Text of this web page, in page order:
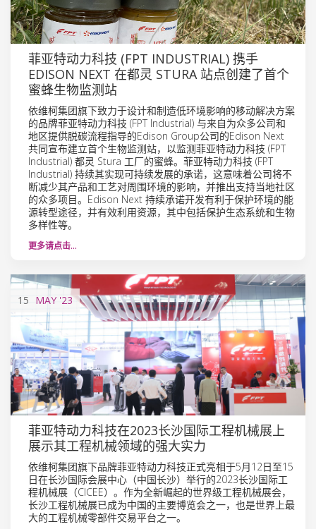
菲亚特动力科技 (FPT INDUSTRIAL) 携手
EDISON NEXT 在都灵 STURA 站点创建了首个
蜜蜂生物监测站
依维柯集团旗下致力于设计和制造低环境影响的移动解决方案
的品牌菲亚特动力科技 (FPT Industrial) 与来自为众多公司和
地区提供脱碳流程指导的Edison Group公司的Edison Next
共同宣布建立首个生物监测站，以监测菲亚特动力科技 (FPT
Industrial) 都灵 Stura 工厂的蜜蜂。菲亚特动力科技 (FPT
Industrial) 持续其实现可持续发展的承诺，这意味着公司将不
断减少其产品和工艺对周围环境的影响，并推出支持当地社区
的众多项目。Edison Next 持续承诺开发有利于保护环境的能
源转型途径，并有效利用资源，其中包括保护生态系统和生物
多样性等。
更多请点击…
15 MAY '23
菲亚特动力科技在2023长沙国际工程机械展上
展示其工程机械领域的强大实力
依维柯集团旗下品牌菲亚特动力科技正式亮相于5月12日至15
日在长沙国际会展中心（中国长沙）举行的2023长沙国际工
程机械展（CICEE）。作为全新崛起的世界级工程机械展会，
长沙工程机械展已成为中国的主要博览会之一，也是世界上最
大的工程机械零部件交易平台之一。